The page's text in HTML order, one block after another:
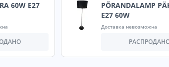
60W E27
PÕRANDALAMP
E27 60W
Доставка невозможна